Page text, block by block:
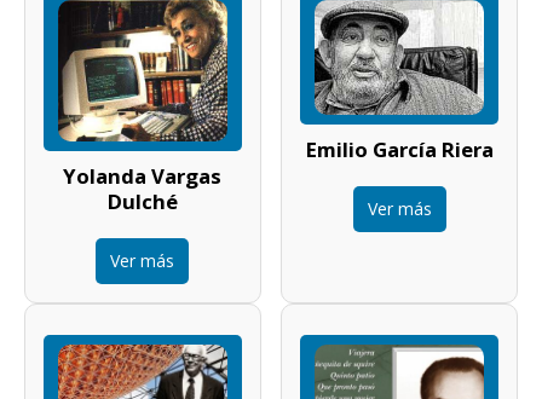
Yolanda Vargas
Dulché
Ver más
Emilio García Riera
Ver más